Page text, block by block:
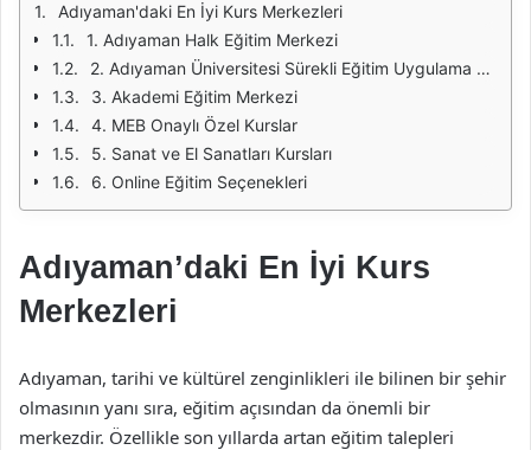
Adıyaman'daki En İyi Kurs Merkezleri
1. Adıyaman Halk Eğitim Merkezi
2. Adıyaman Üniversitesi Sürekli Eğitim Uygulama ve Araştırma Merkezi
3. Akademi Eğitim Merkezi
4. MEB Onaylı Özel Kurslar
5. Sanat ve El Sanatları Kursları
6. Online Eğitim Seçenekleri
Adıyaman’daki En İyi Kurs
Merkezleri
Adıyaman, tarihi ve kültürel zenginlikleri ile bilinen bir şehir
olmasının yanı sıra, eğitim açısından da önemli bir
merkezdir. Özellikle son yıllarda artan eğitim talepleri